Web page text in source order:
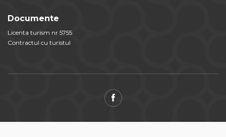
Documente
Licenta turism nr 5755
Contractul cu turistul